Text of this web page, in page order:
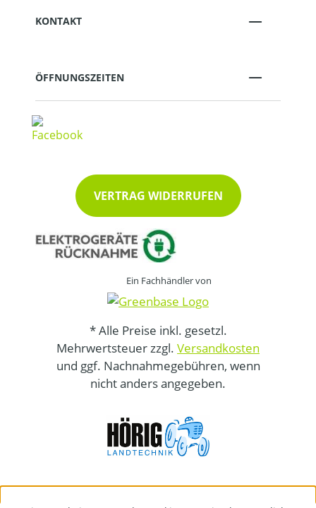
KONTAKT
ÖFFNUNGSZEITEN
VERTRAG WIDERRUFEN
Ein Fachhändler von
* Alle Preise inkl. gesetzl.
Mehrwertsteuer zzgl. Versandkosten
und ggf. Nachnahmegebühren, wenn
nicht anders angegeben.